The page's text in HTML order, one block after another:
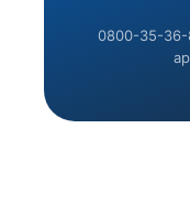
0800-35-36-